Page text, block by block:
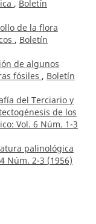
, Boletín
de la flora
, Boletín
de algunos
fósiles , Boletín
del Terciario y
de los
Vol. 6 Núm. 1-3
palinológica
Núm. 2-3 (1956)